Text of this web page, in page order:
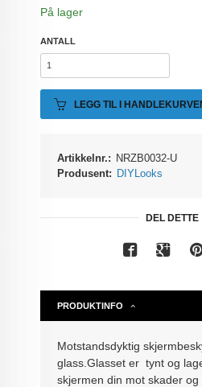
På lager
ANTALL
LEGG TIL I
Artikkelnr.: NRZB0032-U
Produsent: DIYLooks
DEL DETTE
PRODUKTINFO
Motstandsdyktig
glass.Glasset er tynt og
skjermen din mot skader og